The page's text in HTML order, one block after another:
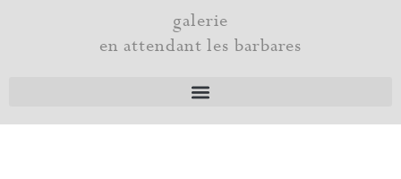
galerie
en attendant les barbares